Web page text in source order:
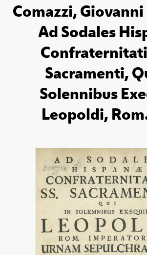
Comazzi,
Ad Sodales
Sacramenti,
Solennibus
Leopoldi,